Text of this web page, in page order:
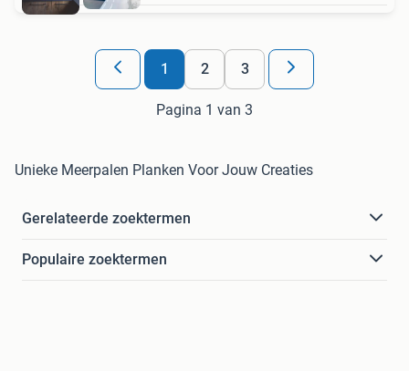
1 2 3
Pagina 1 van 3
Unieke Meerpalen Planken Voor Jouw Creaties
Gerelateerde zoektermen
Populaire zoektermen